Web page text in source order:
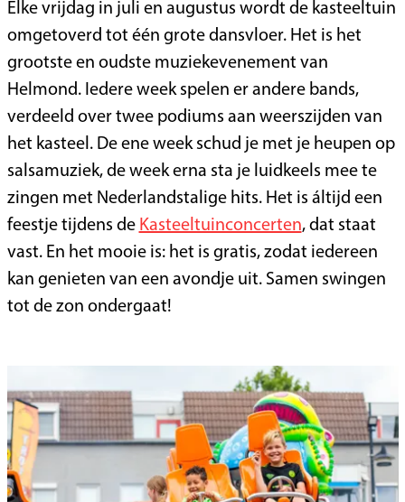
Elke vrijdag in juli en augustus wordt de kasteeltuin
omgetoverd tot één grote dansvloer. Het is het
grootste en oudste muziekevenement van
Helmond. Iedere week spelen er andere bands,
verdeeld over twee podiums aan weerszijden van
het kasteel. De ene week schud je met je heupen op
salsamuziek, de week erna sta je luidkeels mee te
zingen met Nederlandstalige hits. Het is áltijd een
feestje tijdens de Kasteeltuinconcerten, dat staat
vast. En het mooie is: het is gratis, zodat iedereen
kan genieten van een avondje uit. Samen swingen
tot de zon ondergaat!